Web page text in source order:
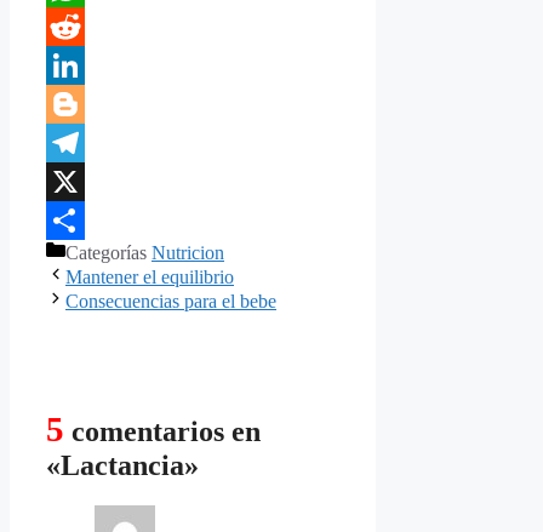
WhatsApp
Reddit
LinkedIn
Blogger
Telegram
X
Compartir
Categorías Nutricion
Mantener el equilibrio
Consecuencias para el bebe
5 comentarios en
«Lactancia»